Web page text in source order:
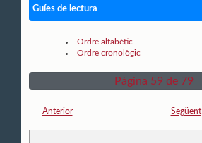
Guíes de lectura
Ordre alfabètic
Ordre cronològic
Pàgina 59 de 79
Anterior Següent